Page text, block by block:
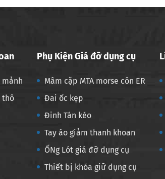
thô
Phụ Kiện Giá đỡ dụng cụ
Mâm cặp MTA morse côn ER
Đai ốc kẹp
Đinh Tán kéo
Tay áo giảm thanh khoan
ỐNg Lót giá đỡ dụng cụ
Thiết bị khóa giữ dụng cụ